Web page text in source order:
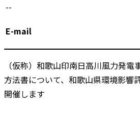
--
E-mail
（仮称）和歌山印南日高川風力発
方法書について、和歌山県環境影響
開催します